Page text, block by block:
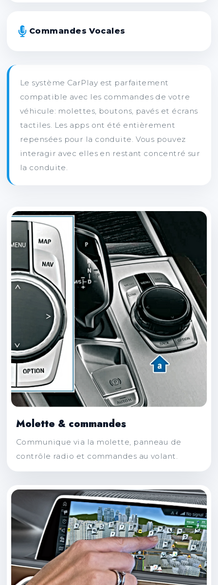
Commandes Vocales
Le système CarPlay est parfaitement
compatible avec les commandes de votre
véhicule: molettes, boutons, pavés et écrans
tactiles. Les apps ont été entièrement
repensées pour la conduite. Vous pouvez
interagir avec elles en restant concentré sur
la conduite.
Molette & commandes
Communique via la molette, panneau de
contrôle radio et commandes au volant.